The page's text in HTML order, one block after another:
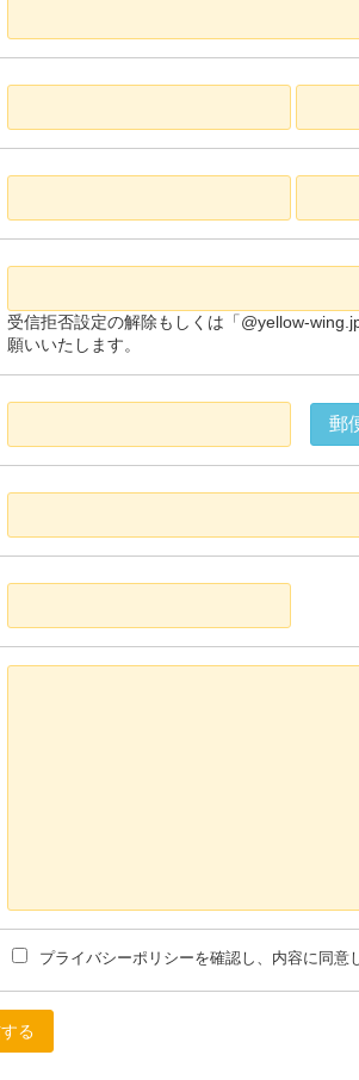
受信拒否設定の解除もしくは「@yellow-
願いいたします。
郵
プライバシーポリシーを確認し、内容に同意